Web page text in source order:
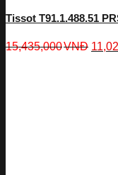
Tissot T91.1.488.51
15,435,000VNĐ